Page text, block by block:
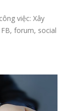
việc: Xây
forum, social